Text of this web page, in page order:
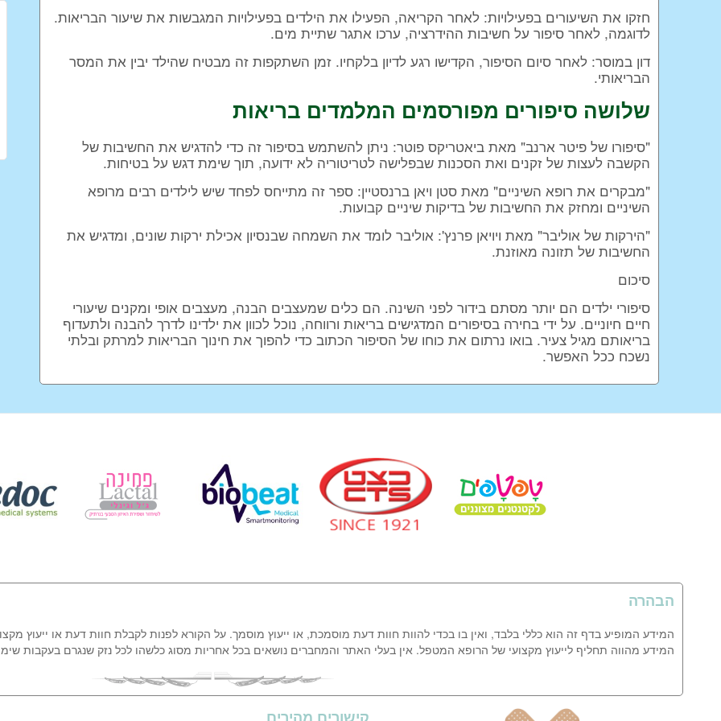
חזקו את השיעורים בפעילויות: לאחר הקריאה, הפעילו את הילדים בפעילויות המגבשות את שיעור הבריאות.
לדוגמה, לאחר סיפור על חשיבות ההידרציה, ערכו אתגר שתיית מים.
דון במוסר: לאחר סיום הסיפור, הקדישו רגע לדיון בלקחיו. זמן השתקפות זה מבטיח שהילד יבין את המסר
הבריאותי.
שלושה סיפורים מפורסמים המלמדים בריאות
"סיפורו של פיטר ארנב" מאת ביאטריקס פוטר: ניתן להשתמש בסיפור זה כדי להדגיש את החשיבות של
הקשבה לעצות של זקנים ואת הסכנות שבפלישה לטריטוריה לא ידועה, תוך שימת דגש על בטיחות.
"מבקרים את רופא השיניים" מאת סטן ויאן ברנסטיין: ספר זה מתייחס לפחד שיש לילדים רבים מרופא
השיניים ומחזק את החשיבות של בדיקות שיניים קבועות.
"הירקות של אוליבר" מאת ויויאן פרנץ': אוליבר לומד את השמחה שבנסיון אכילת ירקות שונים, ומדגיש את
החשיבות של תזונה מאוזנת.
סיכום
סיפורי ילדים הם יותר מסתם בידור לפני השינה. הם כלים שמעצבים הבנה, מעצבים אופי ומקנים שיעורי
חיים חיוניים. על ידי בחירה בסיפורים המדגישים בריאות ורווחה, נוכל לכוון את ילדינו לדרך להבנה ולתעדוף
בריאותם מגיל צעיר. בואו נרתום את כוחו של הסיפור הכתוב כדי להפוך את חינוך הבריאות למרתק ובלתי
נשכח ככל האפשר.
הבהרה
המידע המופיע בדף זה הוא כללי בלבד, ואין בו בכדי להוות חוות דעת מוסמכת, או ייעוץ מוסמך. על הקורא לפנות לקבלת חוות דעת או ייעוץ
המידע מהווה תחליף לייעוץ מקצועי של הרופא המטפל. אין בעלי האתר והמחברים נושאים בכל אחריות מסוג כלשהו לכל נזק שנגרם בעקבות